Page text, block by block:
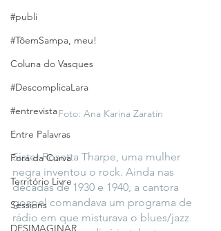
#publi
#TôemSampa, meu!
Coluna do Vasques
#DescomplicaLara
#entrevista
Entre Palavras
Fora da Curva
Território Livre
Sessions
DESIMAGINAR
Foto: Ana Karina Zaratin
Sister Rosetta Tharpe, uma mulher
negra inventou o rock. Ainda nas
décadas de 1930 e 1940, a cantora
gospel comandava um programa de
rádio em que misturava o blues/jazz